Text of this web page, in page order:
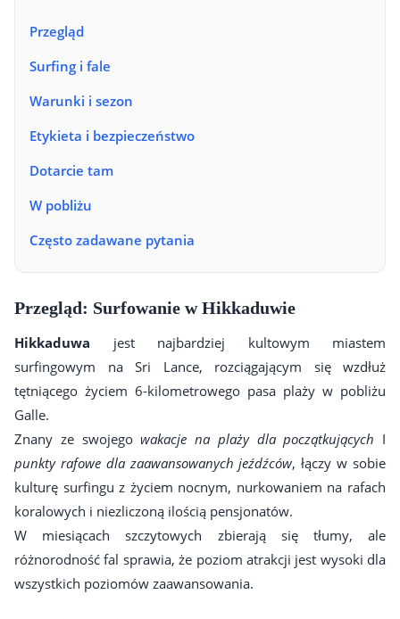
Przegląd
Surfing i fale
Warunki i sezon
Etykieta i bezpieczeństwo
Dotarcie tam
W pobliżu
Często zadawane pytania
Przegląd: Surfowanie w Hikkaduwie
Hikkaduwa jest najbardziej kultowym miastem
surfingowym na Sri Lance, rozciągającym się wzdłuż
tętniącego życiem 6-kilometrowego pasa plaży w pobliżu
Galle.
Znany ze swojegowakacje na plaży dla początkujących I
punkty rafowe dla zaawansowanych jeźdźców, łączy w sobie
kulturę surfingu z życiem nocnym, nurkowaniem na rafach
koralowych i niezliczoną ilością pensjonatów.
W miesiącach szczytowych zbierają się tłumy, ale
różnorodność fal sprawia, że poziom atrakcji jest wysoki dla
wszystkich poziomów zaawansowania.